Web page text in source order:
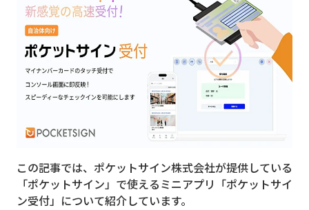
MNO
MVNO
スマート漁業
PR
M2M
VPN
この記事では、ポケットサイン株式会社が提供している
「ポケットサイン」で使えるミニアプリ「ポケットサイ
ン受付」について紹介しています。